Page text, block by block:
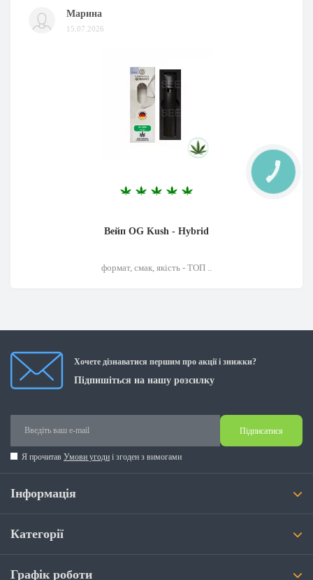
Марина
15.07.2026
Вейп OG Kush - Hybrid
формат, смак, якість - ТОП ..
Хочете дізнаватися першим про акції і знижки?
Підпишіться на нашу розсилку
Підписатися
Я прочитав Умови угоди і згоден з вимогами
Інформація
Категорії
Графік роботи
КНОПКА
ЗВ'ЯЗКУ